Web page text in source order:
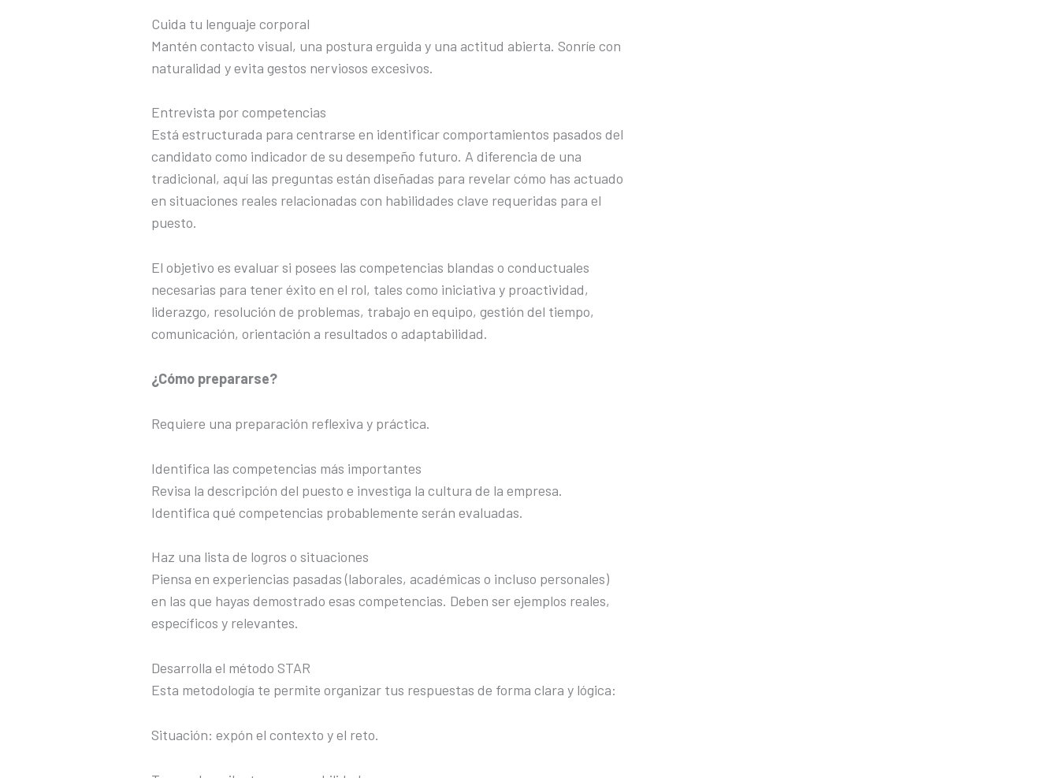
Cuida tu lenguaje corporal
Mantén contacto visual, una postura erguida y una actitud abierta. Sonríe con
naturalidad y evita gestos nerviosos excesivos.
Entrevista por competencias
Está estructurada para centrarse en identificar comportamientos pasados del
candidato como indicador de su desempeño futuro. A diferencia de una
tradicional, aquí las preguntas están diseñadas para revelar cómo has actuado
en situaciones reales relacionadas con habilidades clave requeridas para el
puesto.
El objetivo es evaluar si posees las competencias blandas o conductuales
necesarias para tener éxito en el rol, tales como iniciativa y proactividad,
liderazgo, resolución de problemas, trabajo en equipo, gestión del tiempo,
comunicación, orientación a resultados o adaptabilidad.
¿Cómo prepararse?
Requiere una preparación reflexiva y práctica.
Identifica las competencias más importantes
Revisa la descripción del puesto e investiga la cultura de la empresa.
Identifica qué competencias probablemente serán evaluadas.
Haz una lista de logros o situaciones
Piensa en experiencias pasadas (laborales, académicas o incluso personales)
en las que hayas demostrado esas competencias. Deben ser ejemplos reales,
específicos y relevantes.
Desarrolla el método STAR
Esta metodología te permite organizar tus respuestas de forma clara y lógica:
Situación: expón el contexto y el reto.